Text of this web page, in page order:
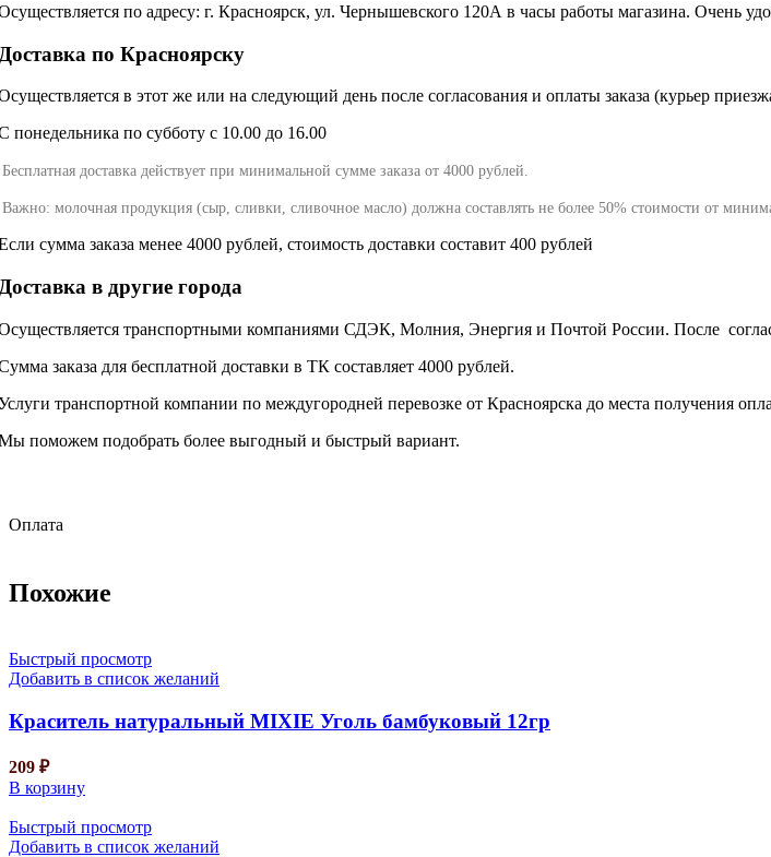
по адресу: г. Красноярск, ул. Чернышевского 120А в часы работы магазина. Очень
по Красноярску
в этот же или на следующий день после согласования и оплаты заказа (курьер
понедельника по субботу с 10.00 до 16.00
Бесплатная доставка действует при минимальной сумме заказа от 4000 рублей.
Важно: молочная продукция (сыр, сливки, сливочное масло) должна составлять не более 50% стоимости от
сумма заказа менее 4000 рублей, стоимость доставки составит 400 рублей
в другие города
транспортными компаниями СДЭК, Молния, Энергия и Почтой России. После
заказа для бесплатной доставки в ТК составляет 4000 рублей.
транспортной компании по междугородней перевозке от Красноярска до места получения
поможем подобрать более выгодный и быстрый вариант.
Оплата
Похожие
Быстрый просмотр
Добавить в список желаний
Краситель натуральный MIXIE Уголь бамбуковый 12гр
209 ₽
В корзину
Быстрый просмотр
Добавить в список желаний